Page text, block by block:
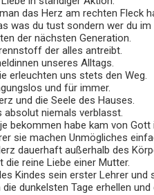
das Herz am rechten Fleck
was du tust sondern wer du im
der nächsten Generation.
der alles antreibt.
unseres Alltags.
erleuchten uns stets den Weg.
und für immer.
und die Seele des Hauses.
absolut niemals verblasst.
bekommen habe kam von Gott
sie machen Unmögliches
dauerhaft außerhalb des
reine Liebe einer Mutter.
Kindes sein erster Lehrer und
dunkelsten Tage erhellen